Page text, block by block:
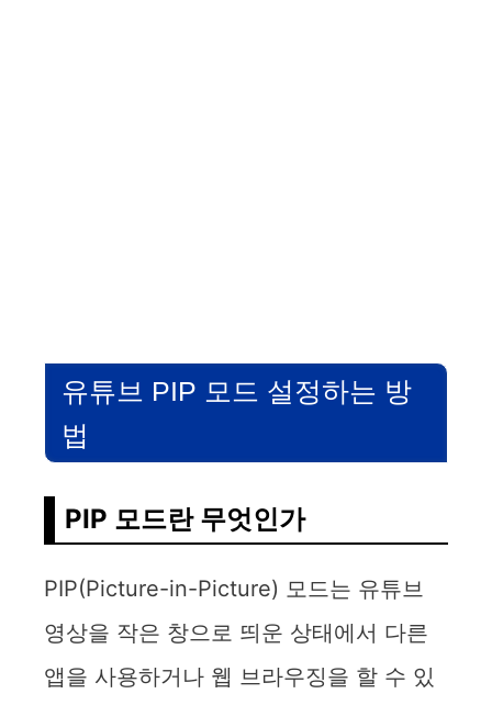
유튜브 PIP 모드 설정하는 방
법
PIP 모드란 무엇인가
PIP(Picture-in-Picture) 모드는 유튜브
영상을 작은 창으로 띄운 상태에서 다른
앱을 사용하거나 웹 브라우징을 할 수 있